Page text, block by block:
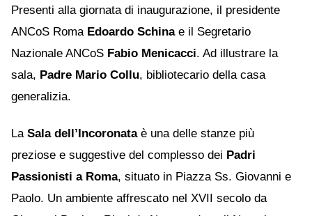
Presenti alla giornata di inaugurazione, il presidente
ANCoS Roma Edoardo Schinae il Segretario
Nazionale ANCoS Fabio Menicacci. Ad illustrare la
sala, Padre Mario Collu, bibliotecario della casa
generalizia.
La Sala dell’Incoronataè una delle stanze più
preziose e suggestive del complesso dei Padri
Passionisti a Roma, situato in Piazza Ss. Giovanni e
Paolo. Un ambiente affrescato nel XVII secolo da